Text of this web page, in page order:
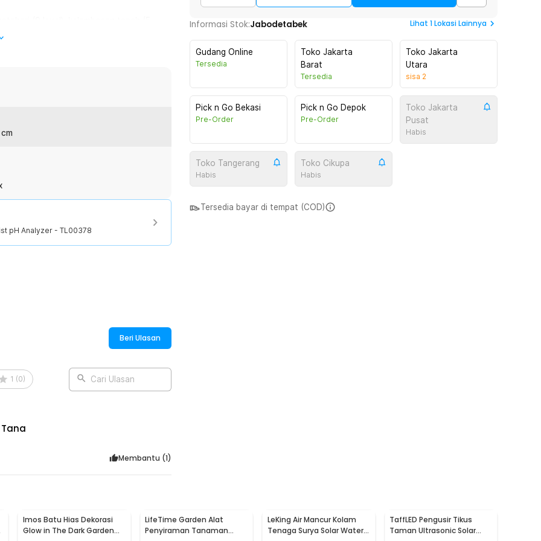
yang Anda butuhkan untuk menjaga
alat ini Anda akan tahu tingkat
penyiraman, sangat
tidak akan merusak kondisi
pH Analyzer - TL00378
pH Analyzer - TL00378
Beri Ulasan
1 (0) Cari Ulasan
Membantu (1)
Informasi Stok:Jabodetabek Lihat 1Lokasi Lainnya
Gudang Online
Tersedia
Toko Jakarta
Barat
Tersedia
Toko Jakarta
Utara
sisa 2
Pick n Go Bekasi
Pre-Order
Pick n Go Depok
Pre-Order
Toko Jakarta
Pusat
Habis
Toko Tangerang
Habis
Toko Cikupa
Habis
Tersedia bayar di tempat (COD)
Imos Batu Hias Dekorasi
Glow in The Dark Garden
LifeTime Garden Alat
Penyiraman Tanaman
LeKing Air Mancur Kolam
Tenaga Surya Solar Water
TaffLED Pengusir Tikus
Taman Ultrasonic Solar